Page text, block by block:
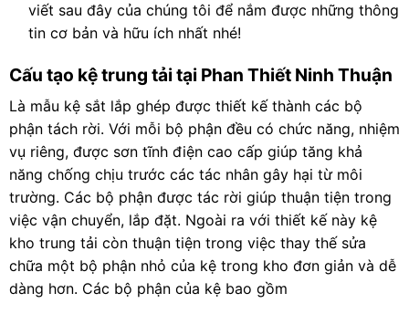
viết sau đây của chúng tôi để nắm được những thông
tin cơ bản và hữu ích nhất nhé!
Cấu tạo kệ trung tải tại Phan Thiết Ninh Thuận
Là mẫu kệ sắt lắp ghép được thiết kế thành các bộ
phận tách rời. Với mỗi bộ phận đều có chức năng, nhiệm
vụ riêng, được sơn tĩnh điện cao cấp giúp tăng khả
năng chống chịu trước các tác nhân gây hại từ môi
trường. Các bộ phận được tác rời giúp thuận tiện trong
việc vận chuyển, lắp đặt. Ngoài ra với thiết kế này kệ
kho trung tải còn thuận tiện trong việc thay thế sửa
chữa một bộ phận nhỏ của kệ trong kho đơn giản và dễ
dàng hơn. Các bộ phận của kệ bao gồm